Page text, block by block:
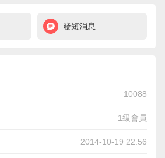
發短消息
10088
1級會員
2014-10-19 22:56